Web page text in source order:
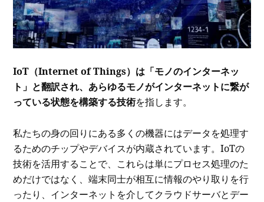
IoT（Internet of Things）は「モノのインターネッ
ト」と翻訳され、あらゆるモノがインターネットに繋が
っている状態を構築する技術を指します。
私たちの身の回りにある多くの機器にはデータを処理す
るためのチップやデバイスが内蔵されています。IoTの
技術を活用することで、これらは単にプロセス処理のた
めだけではなく、端末同士が相互に情報のやり取りを行
ったり、インターネットを介してクラウドサーバとデー